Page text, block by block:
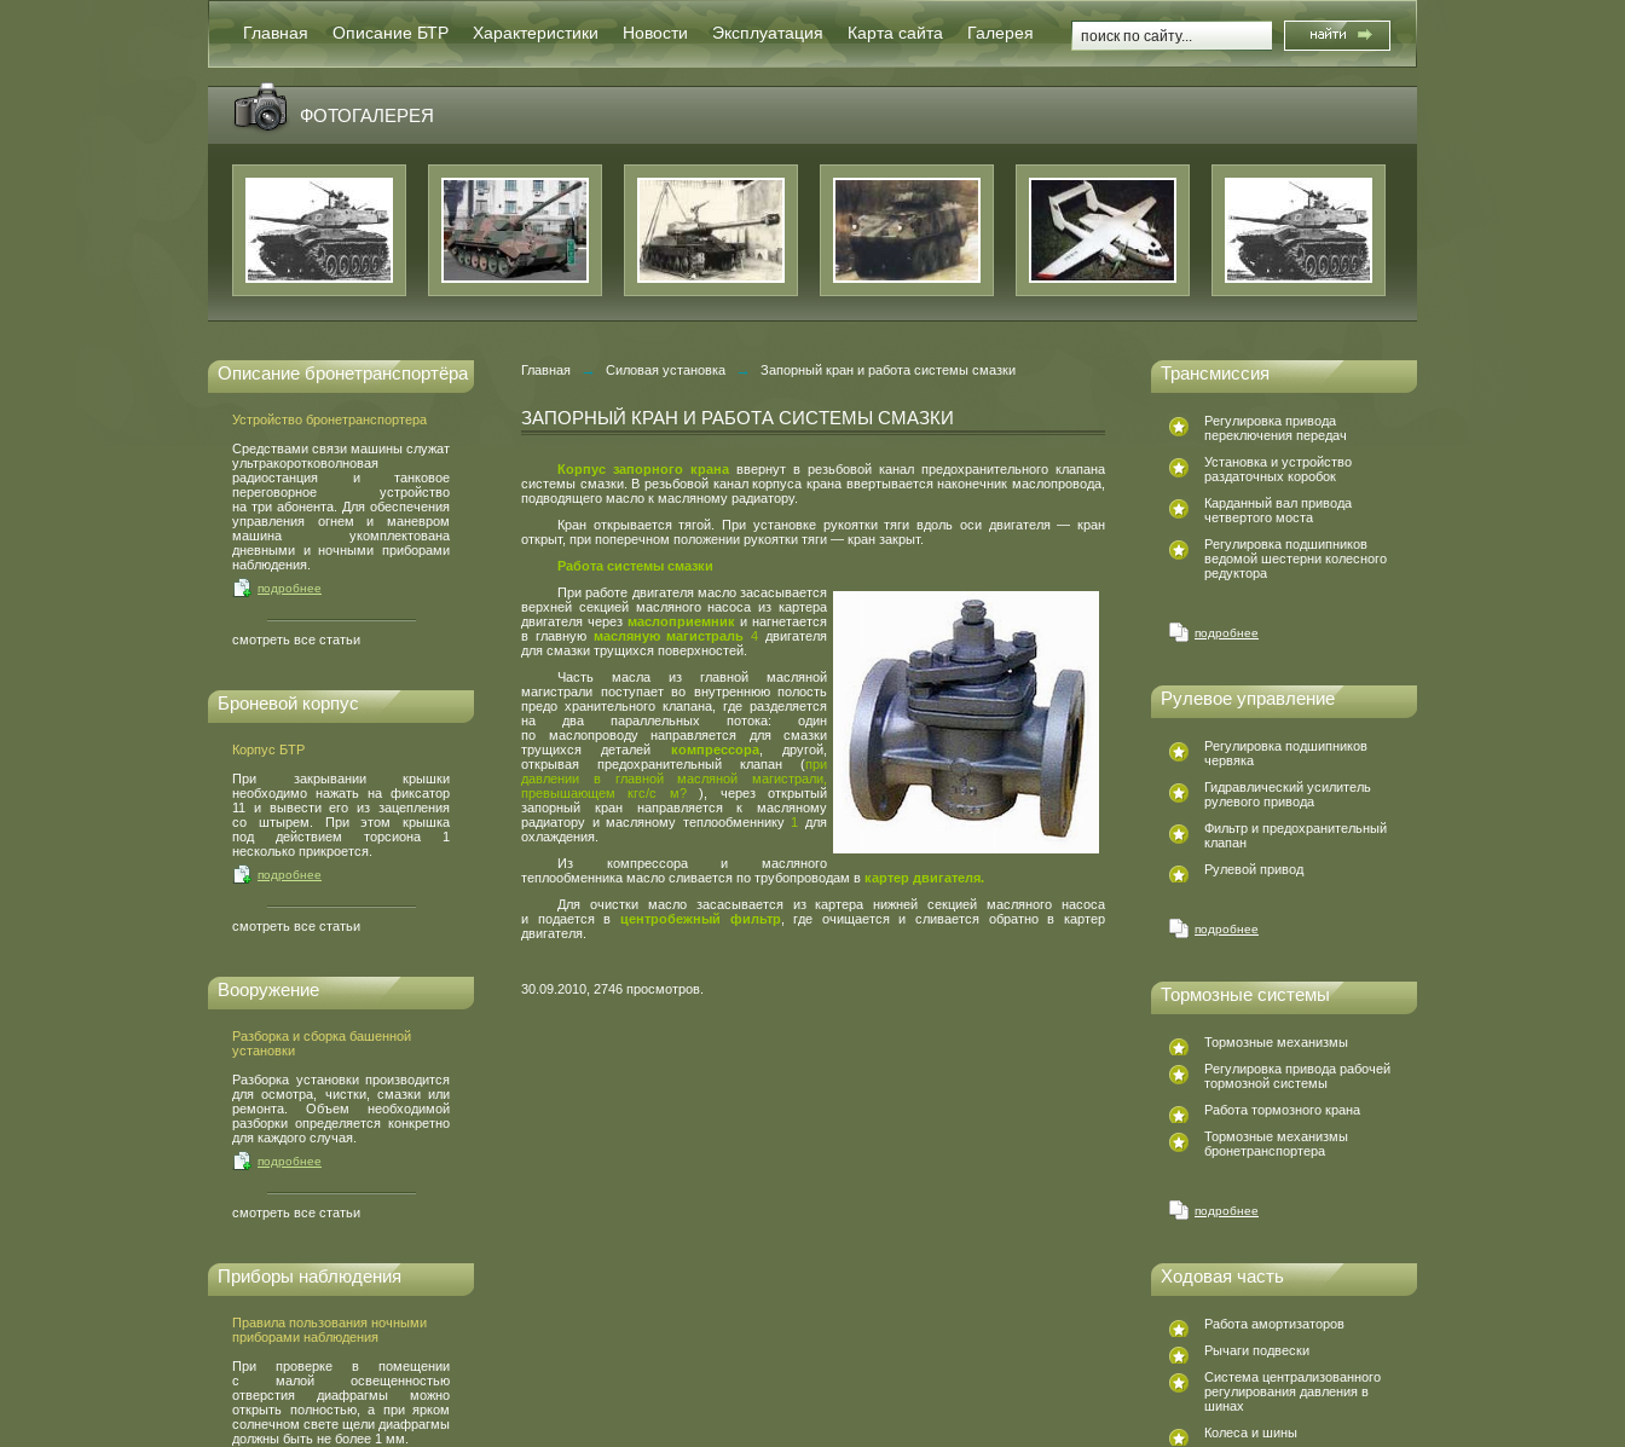
Главная Описание БТР Характеристики Новости Эксплуатация Карта сайта Галерея
ФОТОГАЛЕРЕЯ
Описание бронетранспортёра
Устройство бронетранспортера
Средствами связи машины служат
ультракоротковолновая
радиостанция и танковое
переговорное устройство
на три абонента. Для обеспечения
управления огнем и маневром
машина укомплектована
дневными и ночными приборами
наблюдения.
подробнее
смотреть все статьи
Броневой корпус
Корпус БТР
При закрывании крышки
необходимо нажать на фиксатор
11 и вывести его из зацепления
со штырем. При этом крышка
под действием торсиона 1
несколько прикроется.
подробнее
смотреть все статьи
Вооружение
Разборка и сборка башенной
установки
Разборка установки производится
для осмотра, чистки, смазки или
ремонта. Объем необходимой
разборки определяется конкретно
для каждого случая.
подробнее
смотреть все статьи
Приборы наблюдения
Правила пользования ночными
приборами наблюдения
При проверке в помещении
с малой освещенностью
отверстия диафрагмы можно
открыть полностью, а при ярком
солнечном свете щели диафрагмы
должны быть не более 1 мм.
Главная → Силовая установка → Запорный кран и работа системы смазки
ЗАПОРНЫЙ КРАН И РАБОТА СИСТЕМЫ СМАЗКИ
Корпус запорного крана ввернут в резьбовой канал предохранительного клапана
системы смазки. В резьбовой канал корпуса крана ввертывается наконечник маслопровода,
подводящего масло к масляному радиатору.
Кран открывается тягой. При установке рукоятки тяги вдоль оси двигателя — кран
открыт, при поперечном положении рукоятки тяги — кран закрыт.
Работа системы смазки
При работе двигателя масло засасывается
верхней секцией масляного насоса из картера
двигателя через маслоприемник и нагнетается
в главную масляную магистраль4 двигателя
для смазки трущихся поверхностей.
Часть масла из главной масляной
магистрали поступает во внутреннюю полость
предо хранительного клапана, где разделяется
на два параллельных потока: один
по маслопроводу направляется для смазки
трущихся деталей
компрессора, другой,
открывая предохранительный клапан
(при
давлении в главной масляной магистрали,
превышающем кгс/с м?), через открытый
запорный кран направляется к масляному
радиатору и масляному теплообменнику 1 для
охлаждения.
Из компрессора и масляного
теплообменника масло сливается по трубопроводам в картер двигателя.
Для очистки масло засасывается из картера нижней секцией масляного насоса
и подается в центробежный фильтр , где очищается и сливается обратно в картер
двигателя.
30.09.2010, 2746 просмотров.
Трансмиссия
Регулировка привода
переключения передач
Установка и устройство
раздаточных коробок
Карданный вал привода
четвертого моста
Регулировка подшипников
ведомой шестерни колесного
редуктора
подробнее
Рулевое управление
Регулировка подшипников
червяка
Гидравлический усилитель
рулевого привода
Фильтр и предохранительный
клапан
Рулевой привод
подробнее
Тормозные системы
Тормозные механизмы
Регулировка привода рабочей
тормозной системы
Работа тормозного крана
Тормозные механизмы
бронетранспортера
подробнее
Ходовая часть
Работа амортизаторов
Рычаги подвески
Система централизованного
регулирования давления в
шинах
Колеса и шины